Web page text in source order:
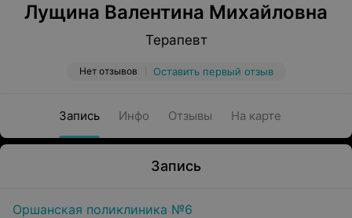
Лущина Валентина Михайловна
Терапевт
Нет отзывов Оставить первый отзыв
Запись Инфо Отзывы На карте
Запись
Оршанская поликлиника №6